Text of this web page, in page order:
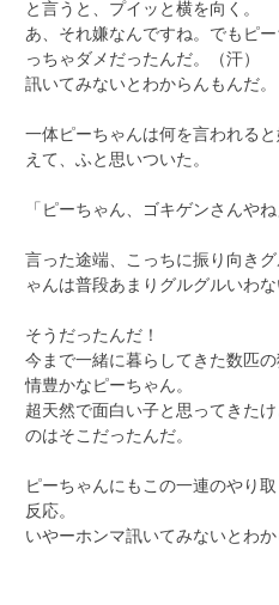
と言うと、プイッと横を向く。
あ、それ嫌なんですね。でもピ
っちゃダメだったんだ。（汗）
訊いてみないとわからんもんだ。
一体ピーちゃんは何を言われる
えて、ふと思いついた。
「ピーちゃん、ゴキゲンさんやね
言った途端、こっちに振り向き
ゃんは普段あまりグルグルいわな
そうだったんだ！
今まで一緒に暮らしてきた数匹
情豊かなピーちゃん。
超天然で面白い子と思ってきた
のはそこだったんだ。
ピーちゃんにもこの一連のやり
反応。
いやーホンマ訊いてみないとわか